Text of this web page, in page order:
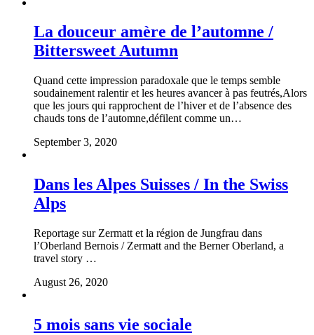
La douceur amère de l’automne /
Bittersweet Autumn
Quand cette impression paradoxale que le temps semble
soudainement ralentir et les heures avancer à pas feutrés,Alors
que les jours qui rapprochent de l’hiver et de l’absence des
chauds tons de l’automne,défilent comme un…
September 3, 2020
Dans les Alpes Suisses / In the Swiss
Alps
Reportage sur Zermatt et la région de Jungfrau dans
l’Oberland Bernois / Zermatt and the Berner Oberland, a
travel story …
August 26, 2020
5 mois sans vie sociale